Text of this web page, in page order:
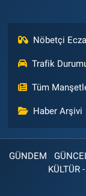
Nöbetçi
Trafik
Tüm
Haber Arşivi
GÜNDEM
KÜLTÜR